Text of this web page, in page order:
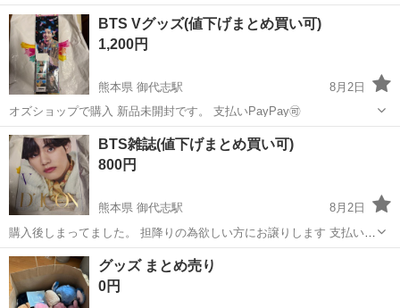
い致します。 現物を見て決めていただいても大丈夫ですので、お気軽
にお問い合わせ下さい。
沖縄 那覇市 石嶺駅 CD BTS
BTS Vグッズ(値下げまとめ買い可)
1,200円
熊本県 御代志駅
8月2日
オズショップで購入 新品未開封です。 支払いPayPay🉑
熊本 菊池市 御代志駅 その他 BTS
BTS雑誌(値下げまとめ買い可)
800円
熊本県 御代志駅
8月2日
購入後しまってました。 担降りの為欲しい方にお譲りします 支払いは
現金かPayPayになります
熊本 菊池市 御代志駅 雑誌
グッズ まとめ売り
0円